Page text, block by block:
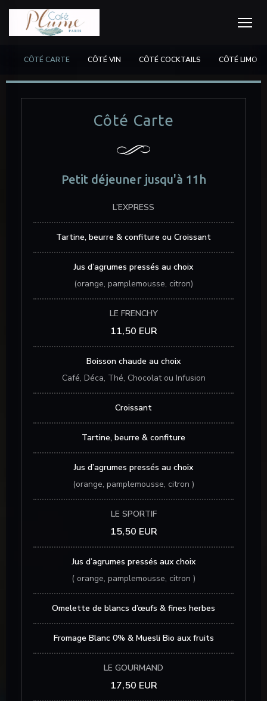
Côté Carte
Petit déjeuner jusqu'à 11h
L’EXPRESS
Tartine, beurre & confiture ou Croissant
Jus d’agrumes pressés au choix
(orange, pamplemousse, citron)
LE FRENCHY
11,50 EUR
Boisson chaude au choix
Café, Déca, Thé, Chocolat ou Infusion
Croissant
Tartine, beurre & confiture
Jus d’agrumes pressés au choix
(orange, pamplemousse, citron )
LE SPORTIF
15,50 EUR
Jus d’agrumes pressés aux choix
( orange, pamplemousse, citron )
Omelette de blancs d’œufs & fines herbes
Fromage Blanc 0% & Muesli Bio aux fruits
LE GOURMAND
17,50 EUR
CÔTÉ CARTE CÔTÉ VIN CÔTÉ COCKTAILS CÔTÉ LIMO